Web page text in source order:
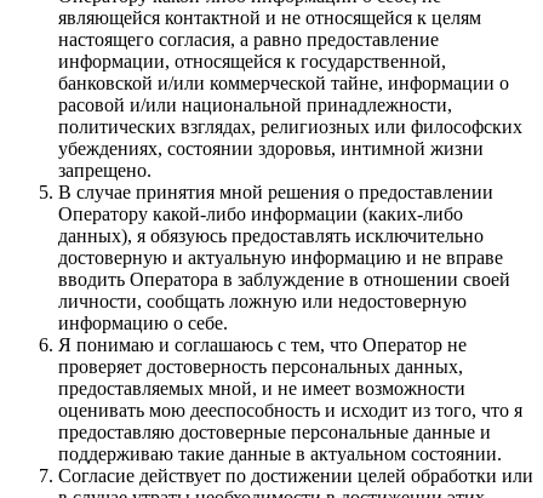
являющейся контактной и не относящейся к целям
настоящего согласия, а равно предоставление
информации, относящейся к государственной,
банковской и/или коммерческой тайне, информации о
расовой и/или национальной принадлежности,
политических взглядах, религиозных или философских
убеждениях, состоянии здоровья, интимной жизни
запрещено.
В случае принятия мной решения о предоставлении
Оператору какой-либо информации (каких-либо
данных), я обязуюсь предоставлять исключительно
достоверную и актуальную информацию и не вправе
вводить Оператора в заблуждение в отношении своей
личности, сообщать ложную или недостоверную
информацию о себе.
Я понимаю и соглашаюсь с тем, что Оператор не
проверяет достоверность персональных данных,
предоставляемых мной, и не имеет возможности
оценивать мою дееспособность и исходит из того, что я
предоставляю достоверные персональные данные и
поддерживаю такие данные в актуальном состоянии.
Согласие действует по достижении целей обработки или